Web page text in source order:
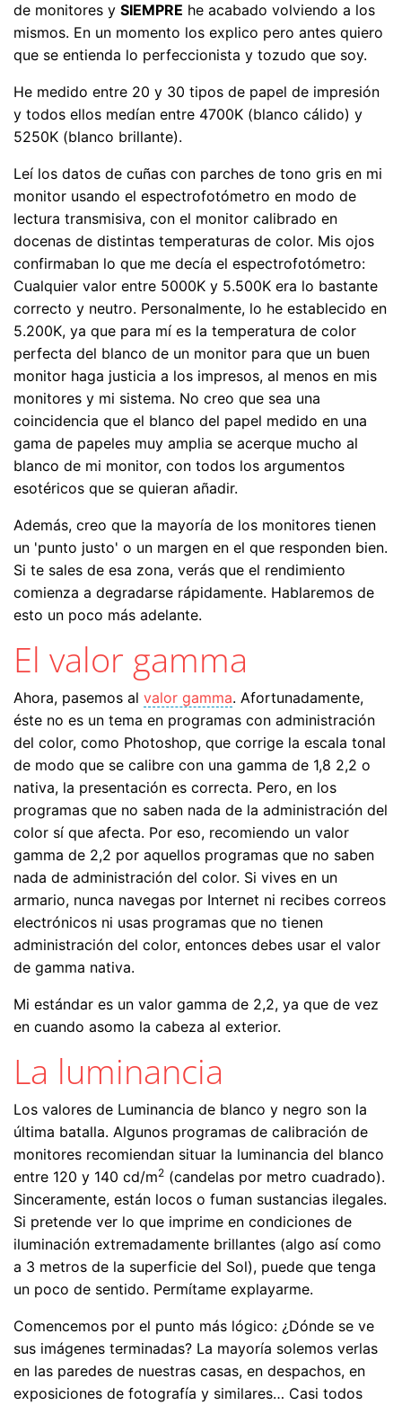
de monitores y SIEMPRE he acabado volviendo a los
mismos. En un momento los explico pero antes quiero
que se entienda lo perfeccionista y tozudo que soy.
He medido entre 20 y 30 tipos de papel de impresión
y todos ellos medían entre 4700K (blanco cálido) y
5250K (blanco brillante).
Leí los datos de cuñas con parches de tono gris en mi
monitor usando el espectrofotómetro en modo de
lectura transmisiva, con el monitor calibrado en
docenas de distintas temperaturas de color. Mis ojos
confirmaban lo que me decía el espectrofotómetro:
Cualquier valor entre 5000K y 5.500K era lo bastante
correcto y neutro. Personalmente, lo he establecido en
5.200K, ya que para mí es la temperatura de color
perfecta del blanco de un monitor para que un buen
monitor haga justicia a los impresos, al menos en mis
monitores y mi sistema. No creo que sea una
coincidencia que el blanco del papel medido en una
gama de papeles muy amplia se acerque mucho al
blanco de mi monitor, con todos los argumentos
esotéricos que se quieran añadir.
Además, creo que la mayoría de los monitores tienen
un 'punto justo' o un margen en el que responden bien.
Si te sales de esa zona, verás que el rendimiento
comienza a degradarse rápidamente. Hablaremos de
esto un poco más adelante.
El valor gamma
Ahora, pasemos al valor gamma. Afortunadamente,
éste no es un tema en programas con administración
del color, como Photoshop, que corrige la escala tonal
de modo que se calibre con una gamma de 1,8 2,2 o
nativa, la presentación es correcta. Pero, en los
programas que no saben nada de la administración del
color sí que afecta. Por eso, recomiendo un valor
gamma de 2,2 por aquellos programas que no saben
nada de administración del color. Si vives en un
armario, nunca navegas por Internet ni recibes correos
electrónicos ni usas programas que no tienen
administración del color, entonces debes usar el valor
de gamma nativa.
Mi estándar es un valor gamma de 2,2, ya que de vez
en cuando asomo la cabeza al exterior.
La luminancia
Los valores de Luminancia de blanco y negro son la
última batalla. Algunos programas de calibración de
monitores recomiendan situar la luminancia del blanco
entre 120 y 140 cd/m2 (candelas por metro cuadrado).
Sinceramente, están locos o fuman sustancias ilegales.
Si pretende ver lo que imprime en condiciones de
iluminación extremadamente brillantes (algo así como
a 3 metros de la superficie del Sol), puede que tenga
un poco de sentido. Permítame explayarme.
Comencemos por el punto más lógico: ¿Dónde se ve
sus imágenes terminadas? La mayoría solemos verlas
en las paredes de nuestras casas, en despachos, en
exposiciones de fotografía y similares… Casi todos